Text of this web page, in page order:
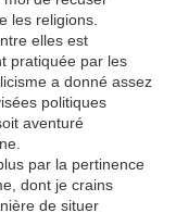
les religions.
elles est
pratiquée par les
a donné assez
politiques
aventuré
par la pertinence
dont je crains
de situer